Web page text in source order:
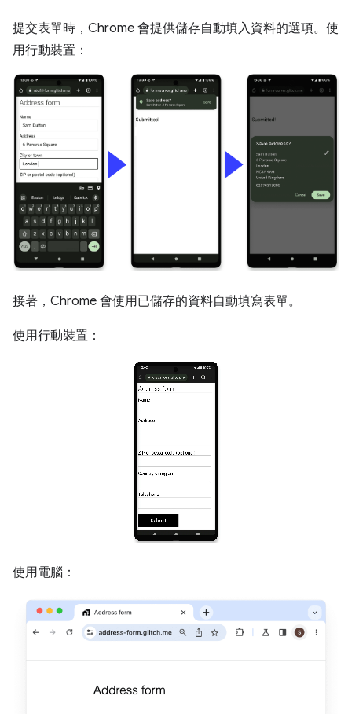
提交表單時，Chrome 會提供儲存自動填入資料的選項。使
用行動裝置：
接著，Chrome 會使用已儲存的資料自動填寫表單。
使用行動裝置：
使用電腦：